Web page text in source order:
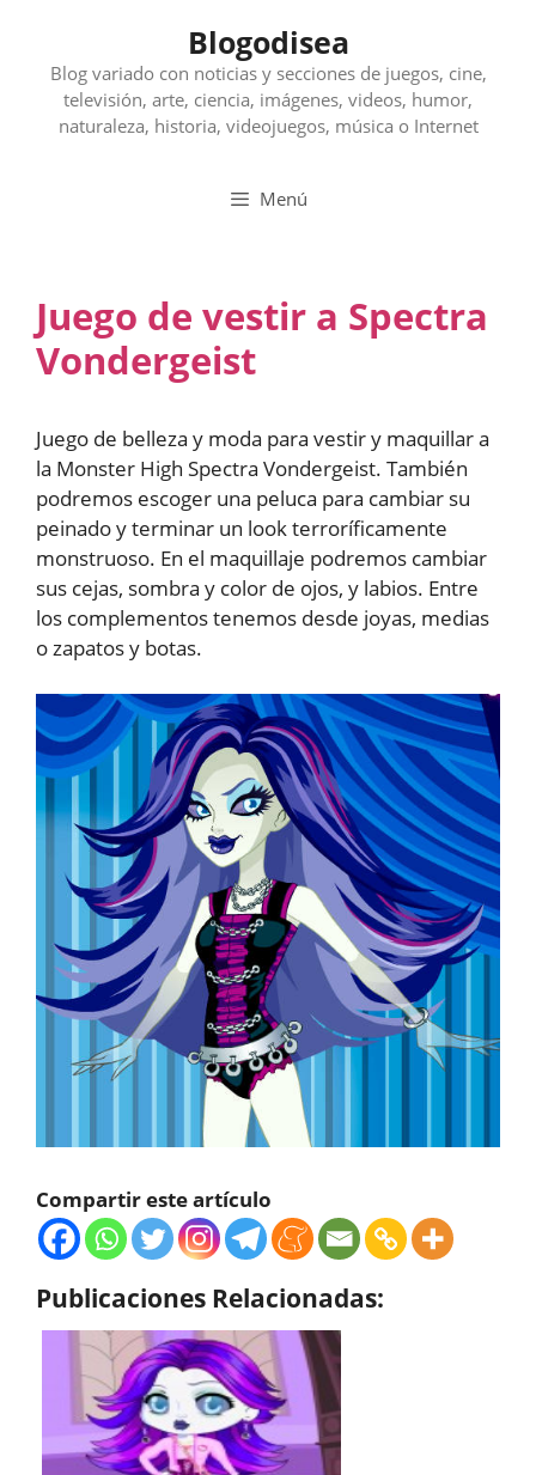
contenido
Blogodisea
Blog variado con noticias y secciones de juegos, cine,
televisión, arte, ciencia, imágenes, videos, humor,
naturaleza, historia, videojuegos, música o Internet
Menú
Juego de vestir a Spectra
Vondergeist
Juego de belleza y moda para vestir y maquillar a
la Monster High Spectra Vondergeist. También
podremos escoger una peluca para cambiar su
peinado y terminar un look terroríficamente
monstruoso. En el maquillaje podremos cambiar
sus cejas, sombra y color de ojos, y labios. Entre
los complementos tenemos desde joyas, medias
o zapatos y botas.
Compartir este artículo
Publicaciones Relacionadas: